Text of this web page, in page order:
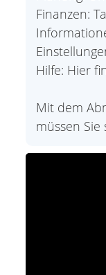
Finanzen:
Hilfe: Hier
Mit dem
müssen